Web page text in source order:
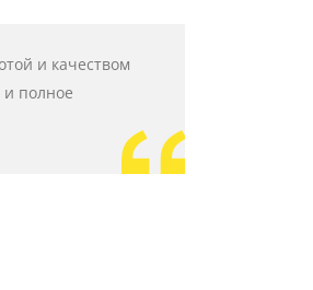
и качеством
и полное